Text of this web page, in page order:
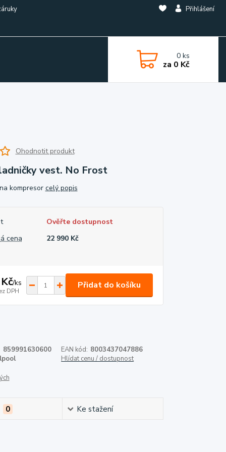
Přihlášení
0 ks
za 0 Kč
Ohodnotit produkt
vest. No Frost
kompresor celý popis
Ověřte dostupnost
cena
22 990 Kč
/ks
DPH
Přidat do košíku
859991630600 EAN kód: 8003437047886
Hlídat cenu / dostupnost
0 Ke stažení